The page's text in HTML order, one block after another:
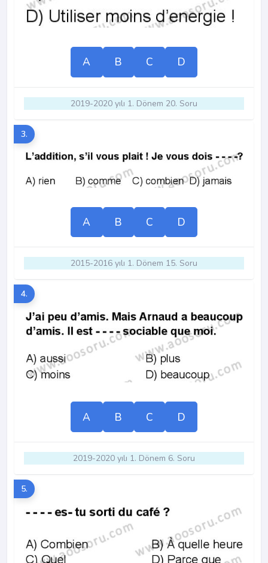
A B C D
2019-2020 yılı 1. Dönem 20. Soru
3.
A B C D
2015-2016 yılı 1. Dönem 15. Soru
4.
A B C D
2019-2020 yılı 1. Dönem 6. Soru
5.